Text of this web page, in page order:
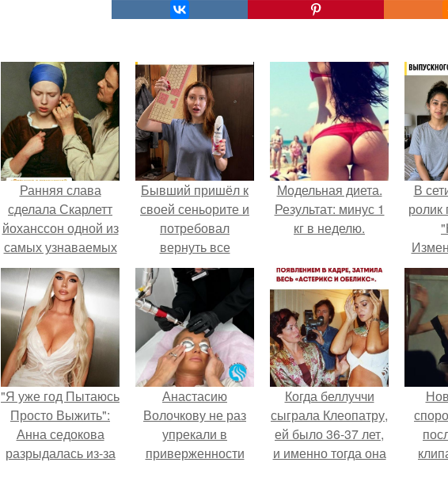
Ранняя слава
сделала Скарлетт
йоханссон одной из
самых узнаваемых
актрис голливуда,
но за глянцевым
фасадом
скрывалась
огромная
неуверенность.
Бывший пришёл к
своей сеньорите и
потребовал
вернуть все
подарки.
Модельная диета.
Результат: минус 1
кг в неделю.
В
ролик
"Я уже год Пытаюсь
Просто Выжить":
Анна седокова
разрыдалась из-за
Анастасию
Волочкову не раз
упрекали в
приверженности
Когда беллуччи
сыграла Клеопатру,
ей было 36-37 лет,
и именно тогда она